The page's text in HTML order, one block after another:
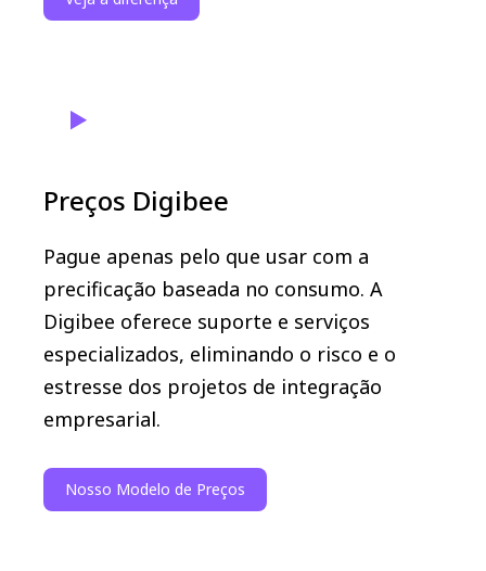
Preços Digibee
Pague apenas pelo que usar com a
precificação baseada no consumo. A
Digibee oferece suporte e serviços
especializados, eliminando o risco e o
estresse dos projetos de integração
empresarial.
Nosso Modelo de Preços